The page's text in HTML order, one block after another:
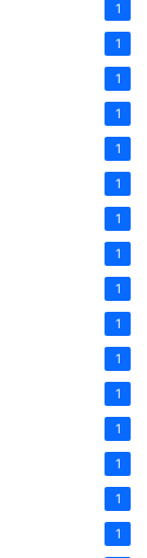
1
1
1
1
1
1
1
1
1
1
1
1
1
1
1
1